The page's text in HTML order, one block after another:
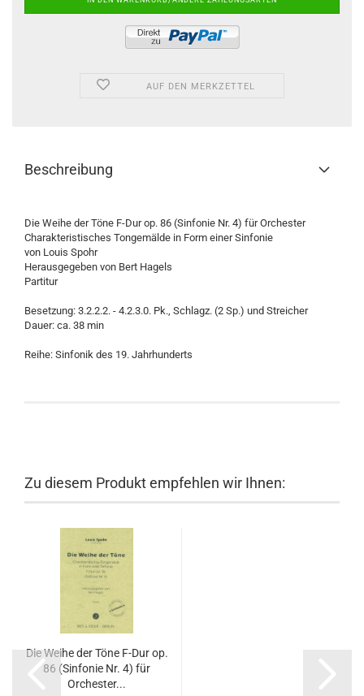
AUF DEN MERKZETTEL
Beschreibung
Die Weihe der Töne F-Dur op. 86 (Sinfonie Nr. 4) für Orchester
Charakteristisches Tongemälde in Form einer Sinfonie
von Louis Spohr
Herausgegeben von Bert Hagels
Partitur
Besetzung: 3.2.2.2. - 4.2.3.0. Pk., Schlagz. (2 Sp.) und Streicher
Dauer: ca. 38 min
Reihe: Sinfonik des 19. Jahrhunderts
Zu diesem Produkt empfehlen wir Ihnen:
Die Weihe der Töne F-Dur op.
86 (Sinfonie Nr. 4) für
Orchester...